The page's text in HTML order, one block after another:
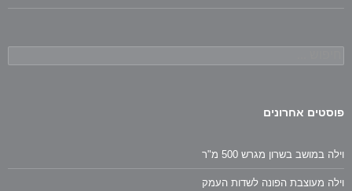
פוסטים אחרונים
וילה במושב בשרון מגרש 500 מ"ר
וילה מעוצבת הפונה לשדות העמק